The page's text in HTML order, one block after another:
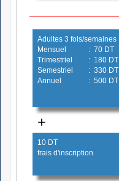
Adultes 3 fois/semaines
Mensuel
: 70 DT
Trimestriel
: 180 DT
Semestriel
: 330 DT
Annuel
: 500 DT
+
10 DT
frais d'inscription